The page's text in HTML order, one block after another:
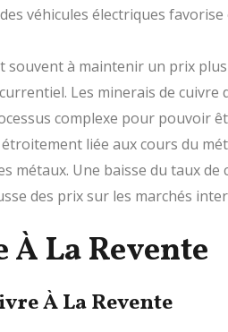
véhicules électriques
à maintenir un prix
Les minerais de
complexe pour pouvoir
liée aux cours du
métaux. Une baisse du taux
des prix sur les marchés
La Revente
À La Revente